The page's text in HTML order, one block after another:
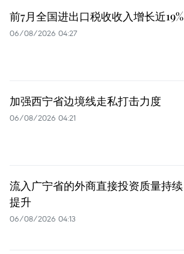
前7月全国进出口税收收入增长近19%
06/08/2026 04:27
加强西宁省边境线走私打击力度
06/08/2026 04:21
流入广宁省的外商直接投资质量持续
提升
06/08/2026 04:13